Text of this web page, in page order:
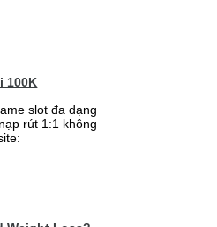
100K
slot đa dạng
rút 1:1 không